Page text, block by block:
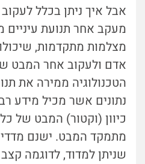
אבל איך ניתן בכלל
מעקב אחר תנועת
מצלמות מתקדמות,
אדם ולעקוב אחר המבט
הטכנולוגיה ממירה את
נתונים אשר מכיל מידע
כיוון (וקטור) המבט של
מתמקד המבט. ישנם
שניתן למדוד, לדוגמה